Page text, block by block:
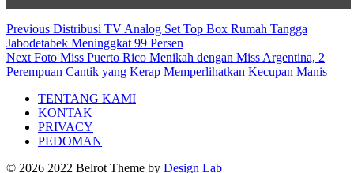
Post
navigation
PreviousPrevious
post:
Distribusi TV Analog Set Top Box Rumah Tangga
Jabodetabek Meninggkat 99 Persen
NextNext
post:
Foto Miss Puerto Rico Menikah dengan Miss Argentina, 2
Perempuan Cantik yang Kerap Memperlihatkan Kecupan Manis
TENTANG KAMI
KONTAK
PRIVACY
PEDOMAN
© 2026 2022 Belrot Theme by Design Lab